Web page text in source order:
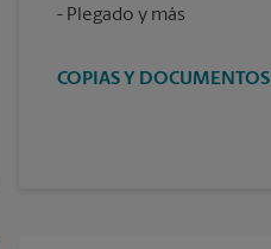
Plegado y más
COPIAS Y DOCUMENTOS